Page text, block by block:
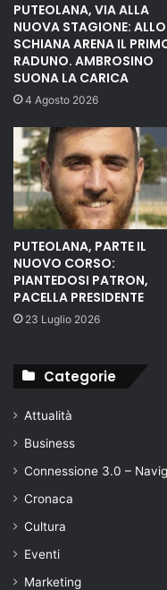
PUTEOLANA, VIA ALLA
NUOVA STAGIONE: ALLO
SCHIANA ARENA IL
RADUNO. AMBROSINO
SUONA LA CARICA
4 Agosto 2026
PUTEOLANA, PARTE IL
NUOVO CORSO:
PIANTEDOSI PATRON,
PACELLA PRESIDENTE
23 Luglio 2026
Categorie
Attualità
Business
Connessione 3.0 –
Cronaca
Cultura
Eventi
Marketing